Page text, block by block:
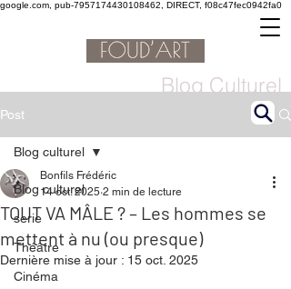
google.com, pub-7957174430108462, DIRECT, f08c47fec0942fa0
Blog Culturel
Post
Blog culturel
serie
Théâtre
Cinéma
Blog culturel
TOUT VA MÂLE ? – Les hommes se
mettent à nu (ou presque)
Bonfils Frédéric
14 oct. 2025 2 min de lecture
Dernière mise à jour : 15 oct. 2025